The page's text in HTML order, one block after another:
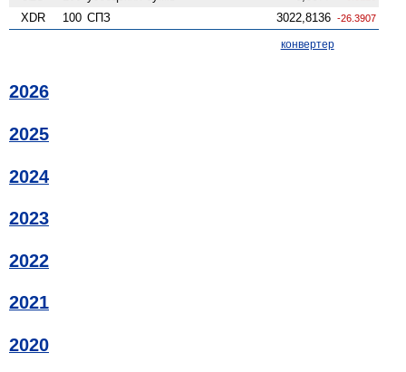
XDR 100 СПЗ 3022,8136 -26.3907
конвертер
2026
2025
2024
2023
2022
2021
2020